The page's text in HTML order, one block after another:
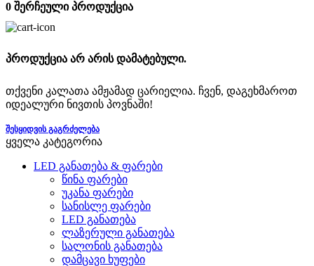
0 შერჩეული პროდუქცია
პროდუქცია არ არის დამატებული.
თქვენი კალათა ამჟამად ცარიელია. ჩვენ, დაგეხმაროთ
იდეალური ნივთის პოვნაში!
ᲨᲔᲡᲧᲘᲓᲕᲘᲡ ᲒᲐᲒᲠᲫᲔᲚᲔᲑᲐ
ყველა კატეგორია
LED განათება & ფარები
წინა ფარები
უკანა ფარები
სანისლე ფარები
LED განათება
ლაზერული განათება
სალონის განათება
დამცავი ხუფები